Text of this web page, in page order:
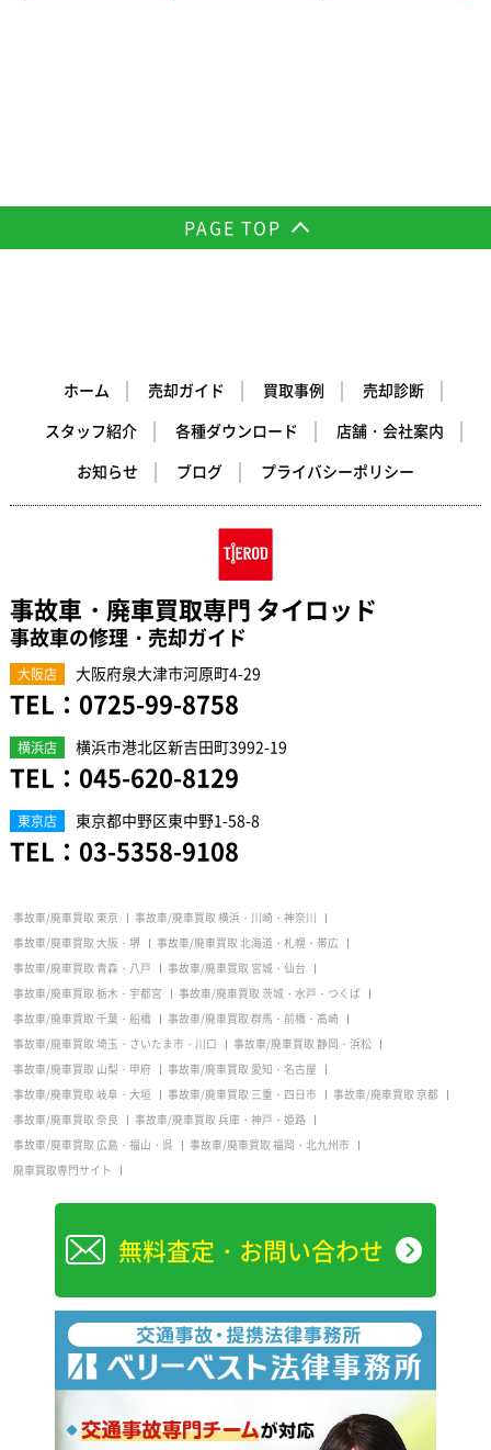
PAGE TOP
ホーム 売却ガイド 買取事例
売却診断
スタッフ紹介
各種ダウンロード
店舗・会社案内
お知らせ
ブログ プライバシーポリシー
事故車・廃車買取専門 タイロッド
事故車の修理・売却ガイド
大阪店 大阪府泉大津市河原町4-29
TEL： 0725-99-8758
横浜店 横浜市港北区新吉田町3992-19
TEL： 045-620-8129
東京店 東京都中野区東中野1-58-8
TEL： 03-5358-9108
事故車/廃車買取 東京
事故車/廃車買取 横浜・川崎・神奈川
事故車/廃車買取 大阪・堺
事故車/廃車買取 北海道・札幌・帯広
事故車/廃車買取 青森・八戸
事故車/廃車買取 宮城・仙台
事故車/廃車買取 栃木・宇都宮
事故車/廃車買取 茨城・水戸・つくば
事故車/廃車買取 千葉・船橋
事故車/廃車買取 群馬・前橋・高崎
事故車/廃車買取 埼玉・さいたま市・川口
事故車/廃車買取 静岡・浜松
事故車/廃車買取 山梨・甲府
事故車/廃車買取 愛知・名古屋
事故車/廃車買取 岐阜・大垣
事故車/廃車買取 三重・四日市
事故車/廃車買取 京都
事故車/廃車買取 奈良
事故車/廃車買取 兵庫・神戸・姫路
事故車/廃車買取 広島・福山・呉
事故車/廃車買取 福岡・北九州市
廃車買取専門サイト
無料査定・お問い合わせ